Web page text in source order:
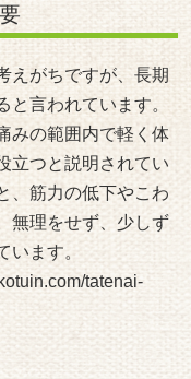
えがちですが、長期
と言われています。
みの範囲内で軽く体
立つと説明されてい
、筋力の低下やこわ
無理をせず、少しず
います。
tatenai-